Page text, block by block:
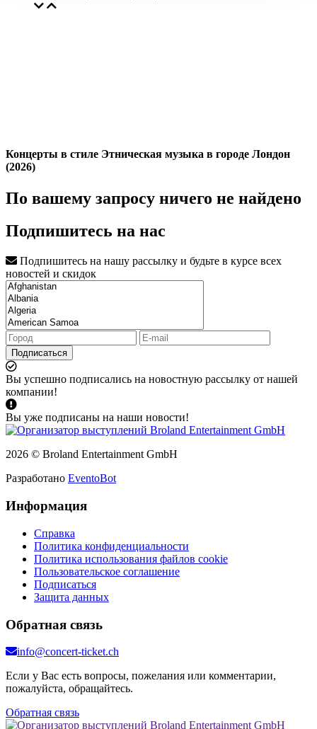
Концерты в стиле Этническая музыка в городе Лондон
(2026)
По вашему запросу ничего не найдено
Подпишитесь на нас
Подпишитесь на нашу рассылку и будьте в курсе всех
новостей и скидок
Подписаться
Вы успешно подписались на новостную рассылку от нашей
компании!
Вы уже подписаны на наши новости!
2026 © Broland Entertainment GmbH
Разработано EventoBot
Информация
Справка
Политика конфиденциальности
Политика использования файлов cookie
Пользовательское соглашение
Подписаться
Защита данных
Обратная связь
info@concert-ticket.ch
Если у Вас есть вопросы, пожелания или комментарии,
пожалуйста, обращайтесь.
Обратная связь